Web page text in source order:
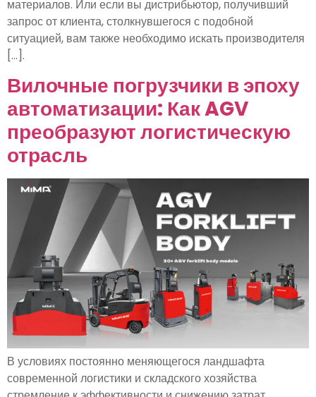
материалов. Или если вы дистрибьютор, получивший
запрос от клиента, столкнувшегося с подобной
ситуацией, вам также необходимо искать производителя
[...].
Вилочные погрузчики в эпоху
автоматизации: Как AGV
преобразуют логистическую
отрасль
В условиях постоянно меняющегося ландшафта
современной логистики и складского хозяйства